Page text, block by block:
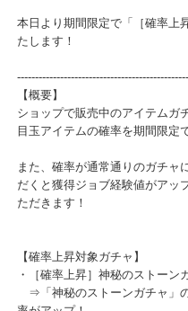
本日より期間限定で「［確率
【概要】
目玉アイテムの確率を期間限
また、確率が通常通りのガチ
【確率上昇対象ガチャ】